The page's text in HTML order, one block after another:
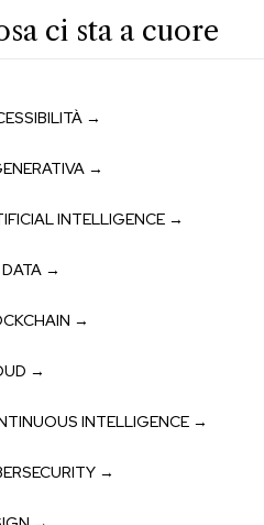
ci sta a cuore
→
→
INTELLIGENCE →
→
→
→
INTELLIGENCE →
→